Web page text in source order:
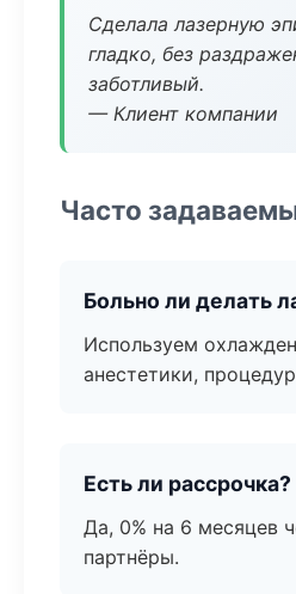
Сделала лазерную
гладко, без
заботливый.
— Клиент компании
Часто
Больно ли делать
Используем
анестетики,
Есть ли рассрочка?
Да, 0% на 6 месяцев
партнёры.